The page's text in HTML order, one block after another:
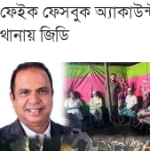
ফেইক ফেসবুক
থানায় জিডি